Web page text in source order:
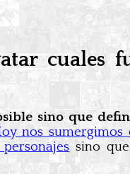
cuales
sino que
nos
sino